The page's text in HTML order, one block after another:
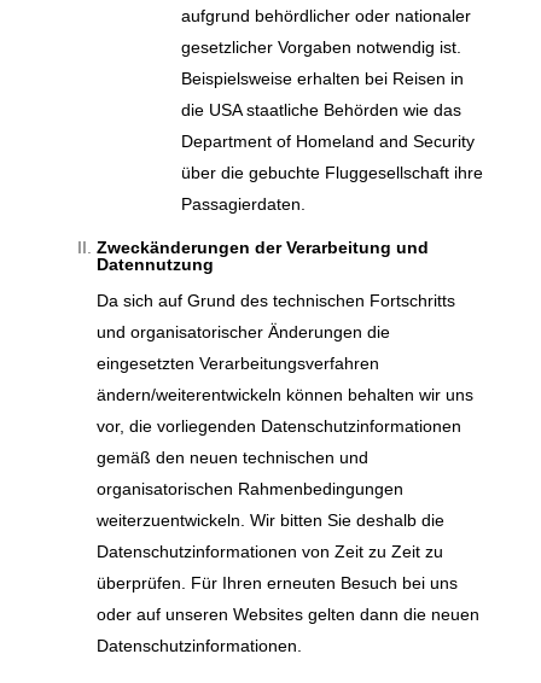
aufgrund behördlicher oder nationaler
gesetzlicher Vorgaben notwendig ist.
Beispielsweise erhalten bei Reisen in
die USA staatliche Behörden wie das
Department of Homeland and Security
über die gebuchte Fluggesellschaft ihre
Passagierdaten.
Zweckänderungen der Verarbeitung und
Datennutzung
Da sich auf Grund des technischen Fortschritts
und organisatorischer Änderungen die
eingesetzten Verarbeitungsverfahren
ändern/weiterentwickeln können behalten wir uns
vor, die vorliegenden Datenschutzinformationen
gemäß den neuen technischen und
organisatorischen Rahmenbedingungen
weiterzuentwickeln. Wir bitten Sie deshalb die
Datenschutzinformationen von Zeit zu Zeit zu
überprüfen. Für Ihren erneuten Besuch bei uns
oder auf unseren Websites gelten dann die neuen
Datenschutzinformationen.